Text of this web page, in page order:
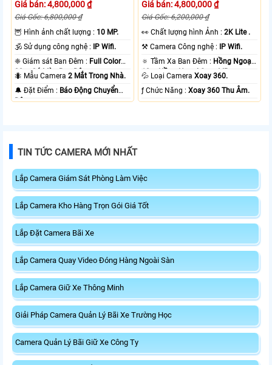
Giá bán: 4,800,000 ₫
Giá Gốc: 6,800,000 ₫
🦉 Hình ảnh chất lượng : 10 MP.
🕉️ Sử dụng công nghệ : IP Wifi.
❈ Giám sát Ban Đêm : Full Color
20m Có Màu Ban Ðêm.
🐜 Mẫu Camera2 Mắt Trong Nhà.
️🔔 Đặt Điểm : Báo Động Chuyển
Động.
Giá bán: 4,800,000 ₫
Giá Gốc: 6,200,000 ₫
️👀 Chất lượng hình Ảnh :2K Lite .
⚒ Camera Công nghệ : IP Wifi.
🔅 Tầm Xa Ban Đêm : Hồng Ngoại
10m Hồng Ngoại Smart IR.
💦 Loại CameraXoay 360.
️ƒ Chức Năng :Xoay 360 Thu Âm.
TIN TỨC CAMERA MỚI NHẤT
Lắp Camera Giám Sát Phòng Làm Việc
Lắp Camera Kho Hàng Trọn Gói Giá Tốt
Lắp Đặt Camera Bãi Xe
Lắp Camera Quay Video Đóng Hàng Ngoài Sàn
Lắp Camera Giữ Xe Thông Minh
Giải Pháp Camera Quản Lý Bãi Xe Trường Học
Camera Quản Lý Bãi Giữ Xe Công Ty